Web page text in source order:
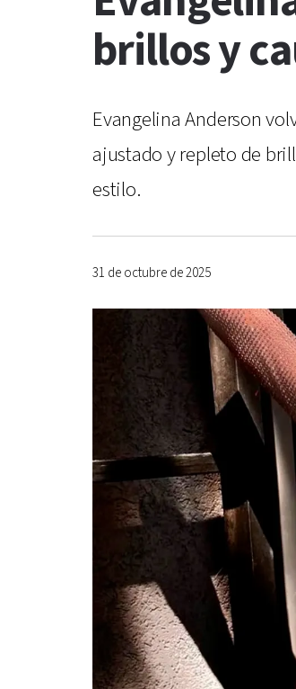
brillos y
Evangelina Anderson
ajustado y repleto de
estilo.
31 de octubre de 2025